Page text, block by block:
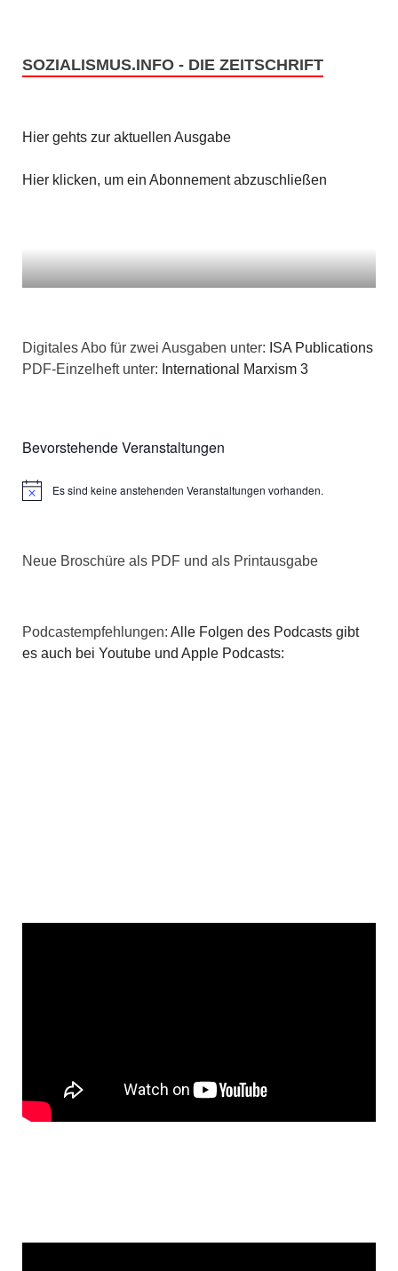
SOZIALISMUS.INFO - DIE ZEITSCHRIFT
Hier gehts zur aktuellen Ausgabe
Hier klicken, um ein Abonnement abzuschließen
Digitales Abo für zwei Ausgaben unter: ISA Publications
PDF-Einzelheft unter: International Marxism 3
Bevorstehende Veranstaltungen
HinweisEs sind keine anstehenden Veranstaltungen vorhanden.
Neue Broschüre als PDF und als Printausgabe
Podcastempfehlungen: Alle Folgen des Podcasts gibt
es auch bei Youtube und Apple Podcasts: